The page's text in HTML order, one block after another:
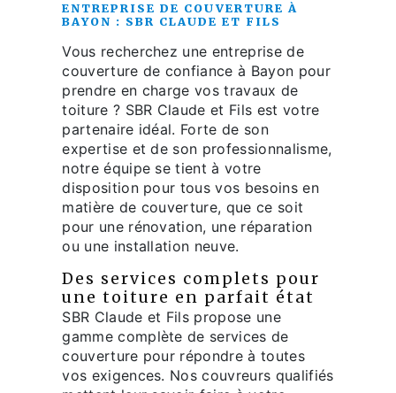
ENTREPRISE DE COUVERTURE À
BAYON : SBR CLAUDE ET FILS
Vous recherchez une entreprise de
couverture de confiance à Bayon pour
prendre en charge vos travaux de
toiture ? SBR Claude et Fils est votre
partenaire idéal. Forte de son
expertise et de son professionnalisme,
notre équipe se tient à votre
disposition pour tous vos besoins en
matière de couverture, que ce soit
pour une rénovation, une réparation
ou une installation neuve.
Des services complets pour
une toiture en parfait état
SBR Claude et Fils propose une
gamme complète de services de
couverture pour répondre à toutes
vos exigences. Nos couvreurs qualifiés